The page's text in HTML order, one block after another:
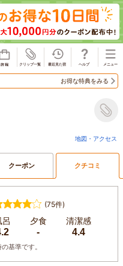
お得な特典をみる
地図・アクセス
クーポン クチコミ
(75件)
呂 夕食
-
清潔感
4.4
基準です。